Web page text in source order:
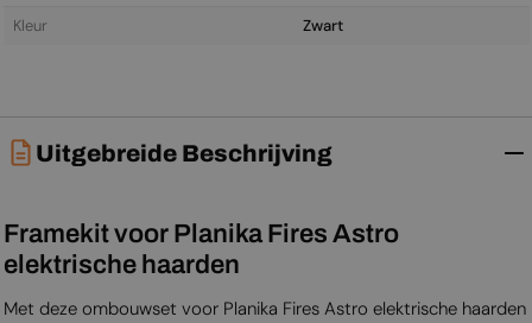
Kleur
Zwart
Uitgebreide Beschrijving
Framekit voor Planika Fires Astro
elektrische haarden
Met deze ombouwset voor Planika Fires Astro elektrische haarden